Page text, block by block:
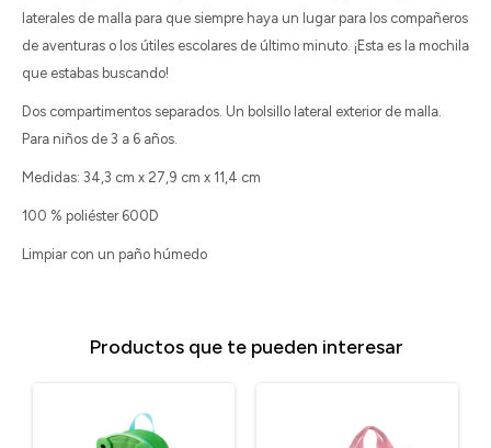
laterales de malla para que siempre haya un lugar para los compañeros
de aventuras o los útiles escolares de último minuto. ¡Esta es la mochila
que estabas buscando!
Dos compartimentos separados. Un bolsillo lateral exterior de malla.
Para niños de 3 a 6 años.
Medidas: 34,3 cm x 27,9 cm x 11,4 cm
100 % poliéster 600D
Limpiar con un paño húmedo
Productos que te pueden interesar